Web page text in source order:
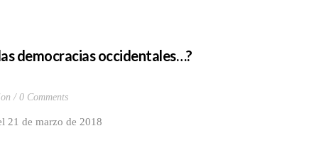
democracias occidentales…?
0 Comments
21 de marzo de 2018